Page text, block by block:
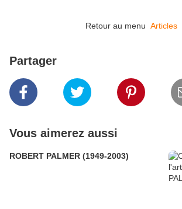
Retour au menu Articles
Partager
Vous aimerez aussi
ROBERT PALMER (1949-2003)